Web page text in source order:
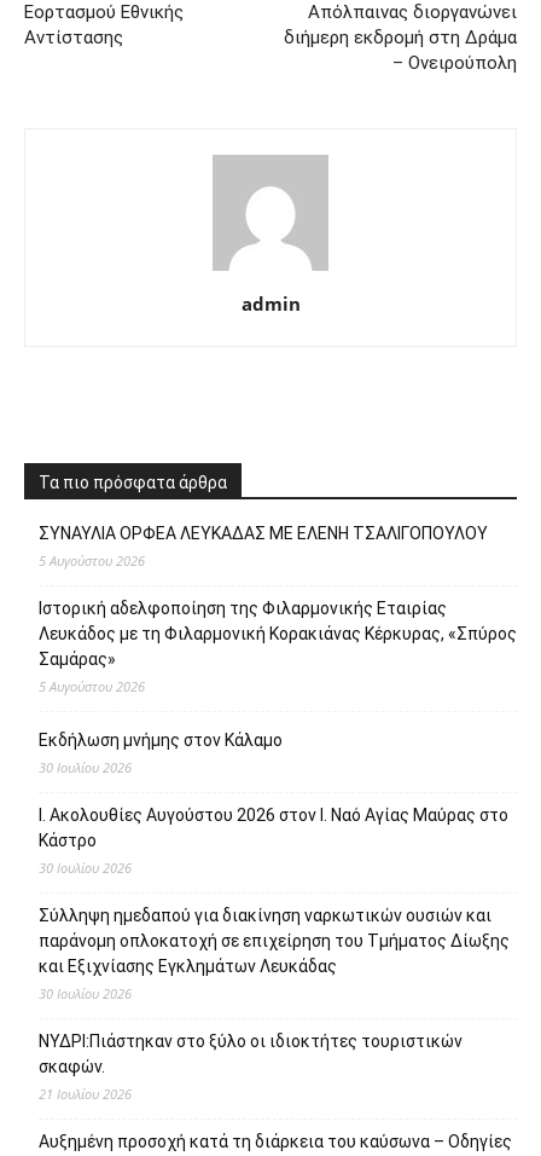
Εορτασμού Εθνικής
Αντίστασης
Απόλπαινας διοργανώνει
διήμερη εκδρομή στη Δράμα
– Ονειρούπολη
admin
Τα πιο πρόσφατα άρθρα
ΣΥΝΑΥΛΙΑ ΟΡΦΕΑ ΛΕΥΚΑΔΑΣ ΜΕ ΕΛΕΝΗ ΤΣΑΛΙΓΟΠΟΥΛΟΥ
5 Αυγούστου 2026
Ιστορική αδελφοποίηση της Φιλαρμονικής Εταιρίας
Λευκάδος με τη Φιλαρμονική Κορακιάνας Κέρκυρας, «Σπύρος
Σαμάρας»
5 Αυγούστου 2026
Εκδήλωση μνήμης στον Κάλαμο
30 Ιουλίου 2026
Ι. Ακολουθίες Αυγούστου 2026 στον Ι. Ναό Αγίας Μαύρας στο
Κάστρο
30 Ιουλίου 2026
Σύλληψη ημεδαπού για διακίνηση ναρκωτικών ουσιών και
παράνομη οπλοκατοχή σε επιχείρηση του Τμήματος Δίωξης
και Εξιχνίασης Εγκλημάτων Λευκάδας
30 Ιουλίου 2026
ΝΥΔΡΙ:Πιάστηκαν στο ξύλο οι ιδιοκτήτες τουριστικών
σκαφών.
21 Ιουλίου 2026
Αυξημένη προσοχή κατά τη διάρκεια του καύσωνα – Οδηγίες